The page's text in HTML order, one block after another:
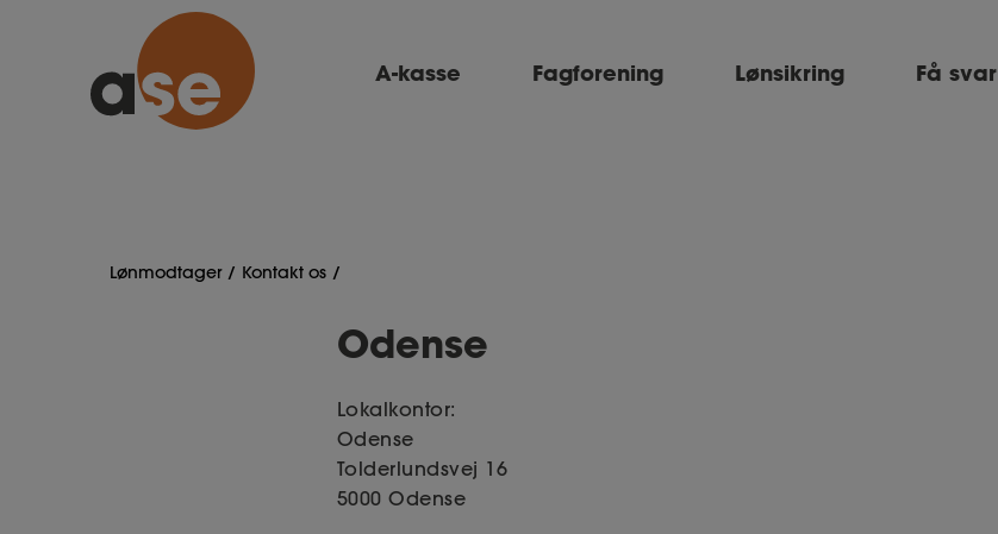
A-kasse Fagforening Lønsikring Få svar
Lønmodtager Kontakt os
Odense
Lokalkontor:
Odense
Tolderlundsvej 16
5000 Odense